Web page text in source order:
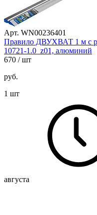
Арт. WN00236401
Правило ДВУХВАТ 1 м с
10721-1.0_z01, алюминий
670 / шт
руб.
1 шт
августа